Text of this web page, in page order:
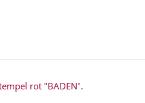
rot "BADEN".